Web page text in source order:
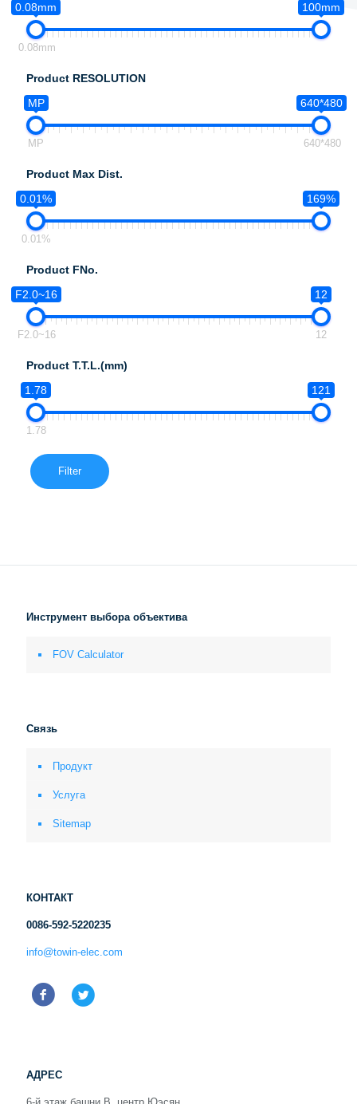
0.08mm
100mm
0.08mm
Product RESOLUTION
MP
640*480
MP 640*480
Product Max Dist.
0.01%
169%
0.01%
Product FNo.
F2.0~16
12
F2.0~16 12
Product T.T.L.(mm)
1.78
121
1.78
Filter
Инструмент выбора объектива
FOV Calculator
Связь
Продукт
Услуга
Sitemap
КОНТАКТ
0086-592-5220235
info@towin-elec.com
АДРЕС